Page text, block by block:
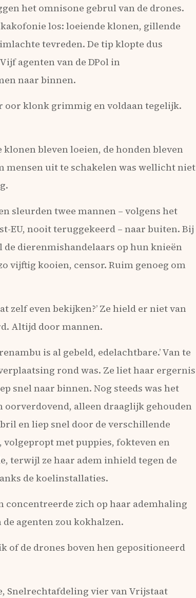
het omnisone gebrul van de drones.
los: loeiende klonen, gillende
tevreden. De tip klopte dus
agenten van de DPol in
naar binnen.
oor klonk grimmig en voldaan tegelijk.
klonen bleven loeien, de honden bleven
mensen uit te schakelen was wellicht niet
sleurden twee mannen – volgens het
nooit teruggekeerd – naar buiten. Bij
dierenmishandelaars op hun knieën
vijftig kooien, censor. Ruim genoeg om
zelf even bekijken?’ Ze hield er niet van
Altijd door mannen.
is al gebeld, edelachtbare.’ Van te
rond was. Ze liet haar ergernis
snel naar binnen. Nog steeds was het
oorverdovend, alleen draaglijk gehouden
en liep snel door de verschillende
met puppies, fokteven en
terwijl ze haar adem inhield tegen de
de koelinstallaties.
concentreerde zich op haar ademhaling
agenten zou kokhalzen.
of de drones boven hen gepositioneerd
Snelrechtafdeling vier van Vrijstaat